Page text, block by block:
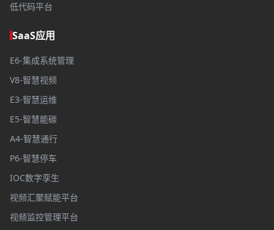
低代码平台
SaaS应用
E6-集成系统管理
V8-智慧视频
E3-智慧运维
E5-智慧能碳
A4-智慧通行
P6-智慧停车
IOC数字孪生
视频汇聚赋能平台
视频监控管理平台